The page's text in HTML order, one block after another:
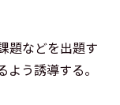
題などを出題す
う誘導する。